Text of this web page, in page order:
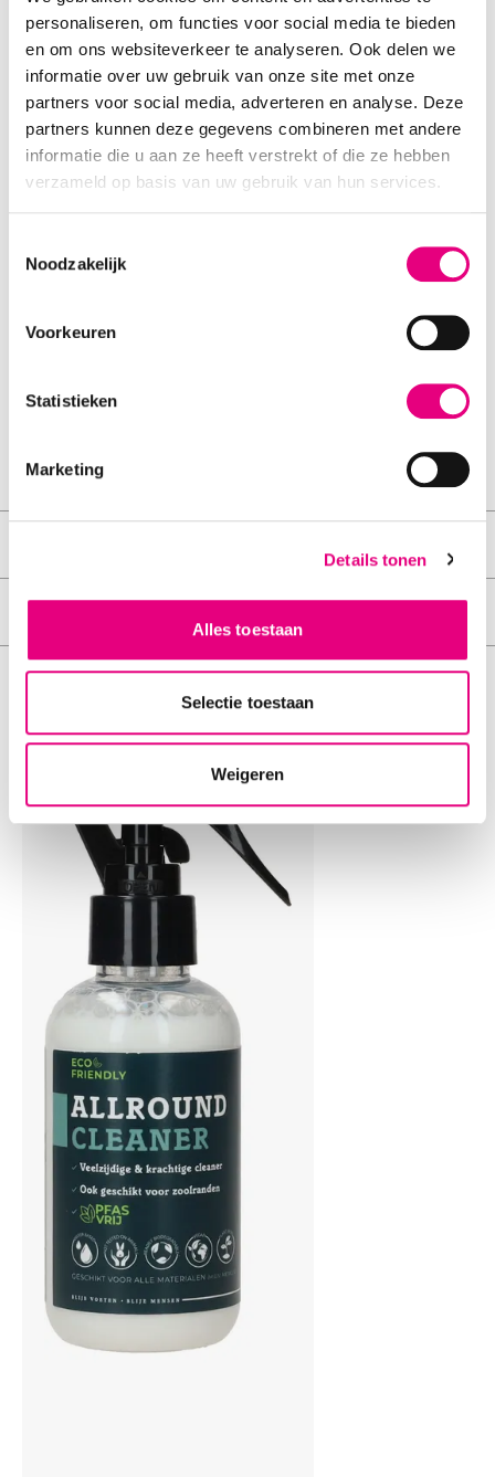
personaliseren, om functies voor social media te bieden
en om ons websiteverkeer te analyseren. Ook delen we
informatie over uw gebruik van onze site met onze
partners voor social media, adverteren en analyse. Deze
partners kunnen deze gegevens combineren met andere
informatie die u aan ze heeft verstrekt of die ze hebben
verzameld op basis van uw gebruik van hun services.
Noodzakelijk
Voorkeuren
Statistieken
Marketing
Details tonen
Alles toestaan
Selectie toestaan
Weigeren
bokshandschoenen) weer op te frissen. Daarnaast is
deze spray helemaal ECO-friendly! De spray verwijdert
niet alleen nare geurtjes, maar voorkomt ook de
aanhechting van geurvormende bacterieën.
Gebruiksaanwijzing:
schud de spray altijd voor gebruik.
Spray de deo 5 tot 10 keer in de schoenen en laat deze
goed drogen, doe dit vanaf ongeveer 10 tot 15
Is geproduceerd op waterbasis en daarom geheel
Niet getest op dieren en geheel vegan
Biologisch afbreekbaar, dus goed voor het milieu!
Nog meer verzorgingsproducten ontdekken die ook
Durlinger Allround
Cleanerzijn ook bij ons verkrijgbaar!
Dit vind je misschien ook leuk
Add to Wishlist